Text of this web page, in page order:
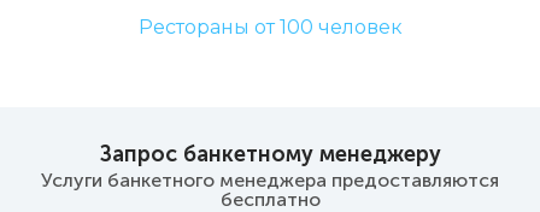
Рестораны от 100 человек
Запрос банкетному менеджеру
Услуги банкетного менеджера предоставляются
бесплатно